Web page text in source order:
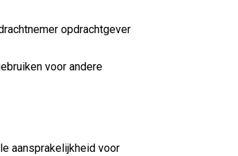
opdrachtgever
voor andere
aansprakelijkheid voor